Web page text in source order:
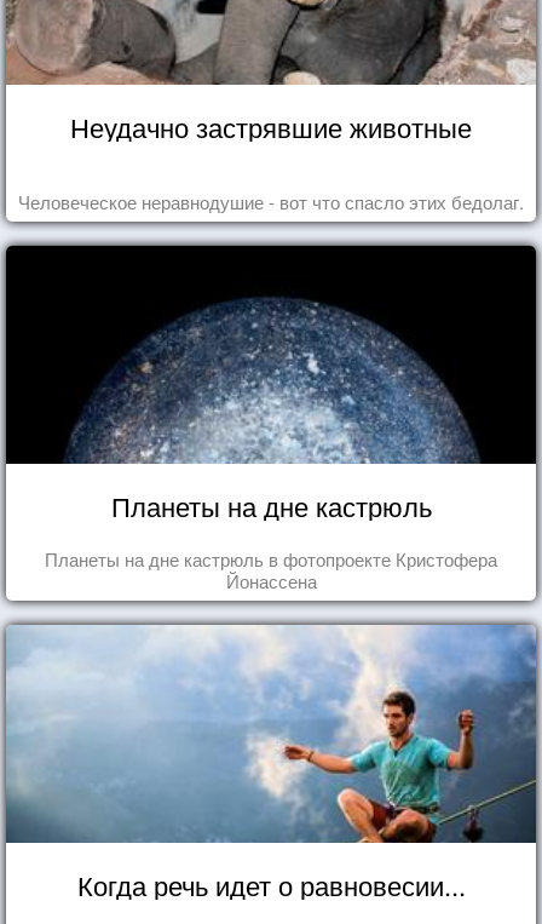
Неудачно застрявшие животные
Человеческое неравнодушие - вот что спасло этих бедолаг.
Планеты на дне кастрюль
Планеты на дне кастрюль в фотопроекте Кристофера
Йонассена
Когда речь идет о равновесии...